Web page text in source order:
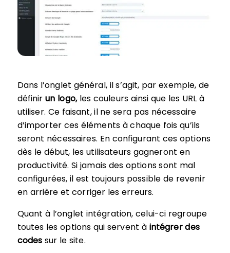
Dans l’onglet général, il s’agit, par exemple, de
définirun logo,les couleurs ainsi que les URL à
utiliser. Ce faisant, il ne sera pas nécessaire
d’importer ces éléments à chaque fois qu’ils
seront nécessaires. En configurant ces options
dès le début, les utilisateurs gagneront en
productivité. Si jamais des options sont mal
configurées, il est toujours possible de revenir
en arrière et corriger les erreurs.
Quant à l’onglet intégration, celui-ci regroupe
toutes les options qui servent àintégrer des
codes sur le site.